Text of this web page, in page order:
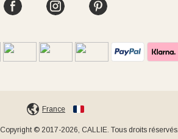
France
Copyright © 2017-2026, CALLIE. Tous droits réservés.